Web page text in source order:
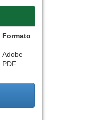
Formato
Adobe
PDF